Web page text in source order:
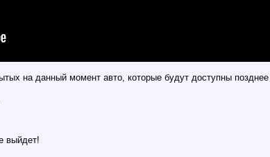
на данный момент авто, которые будут доступны
выйдет!